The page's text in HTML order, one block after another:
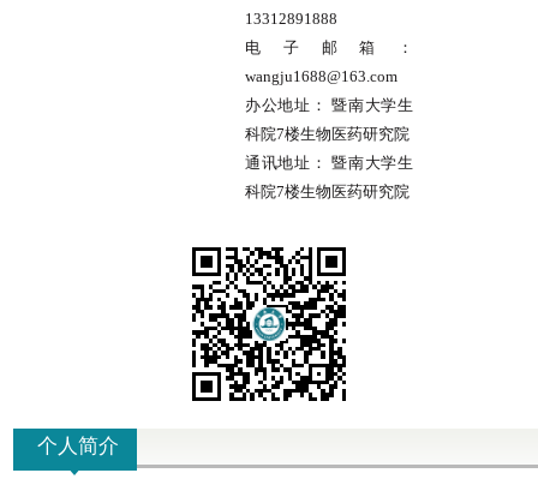
13312891888
电子邮箱：
wangju1688@163.com
办公地址：暨南大学生
科院7楼生物医药研究院
通讯地址：暨南大学生
科院7楼生物医药研究院
个人简介